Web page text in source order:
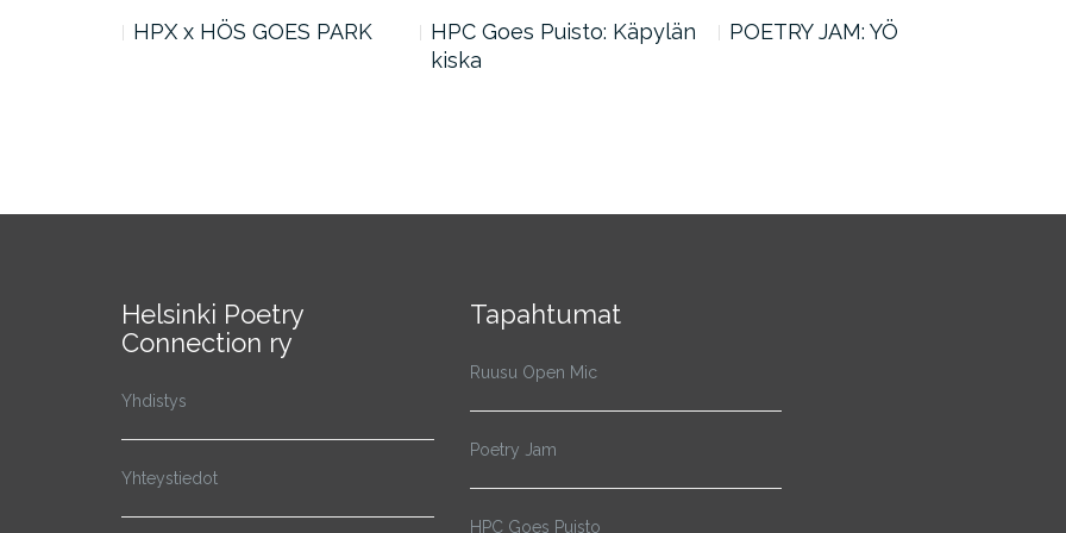
HPX x HÖS GOES PARK
HPC Goes Puisto: Käpylän
kiska
POETRY JAM: YÖ
Helsinki Poetry
Connection ry
Yhdistys
Yhteystiedot
Tapahtumat
Ruusu Open Mic
Poetry Jam
HPC Goes Puisto